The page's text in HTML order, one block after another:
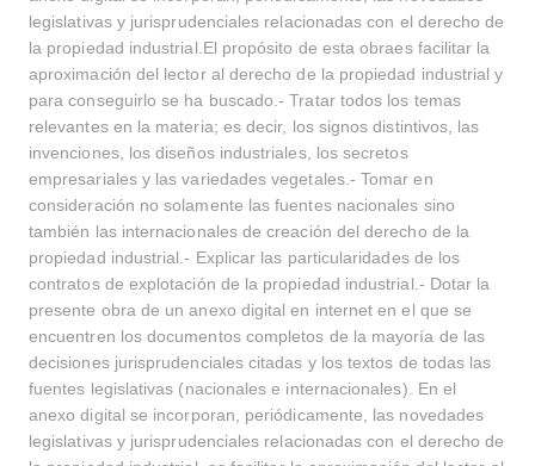
legislativas y jurisprudenciales relacionadas con el derecho de
la propiedad industrial.El propósito de esta obraes facilitar la
aproximación del lector al derecho de la propiedad industrial y
para conseguirlo se ha buscado.- Tratar todos los temas
relevantes en la materia; es decir, los signos distintivos, las
invenciones, los diseños industriales, los secretos
empresariales y las variedades vegetales.- Tomar en
consideración no solamente las fuentes nacionales sino
también las internacionales de creación del derecho de la
propiedad industrial.- Explicar las particularidades de los
contratos de explotación de la propiedad industrial.- Dotar la
presente obra de un anexo digital en internet en el que se
encuentren los documentos completos de la mayoría de las
decisiones jurisprudenciales citadas y los textos de todas las
fuentes legislativas (nacionales e internacionales). En el
anexo digital se incorporan, periódicamente, las novedades
legislativas y jurisprudenciales relacionadas con el derecho de